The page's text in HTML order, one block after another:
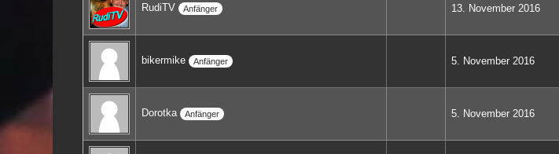
RudiTV Anfänger 13. November 2016
bikermike Anfänger 5. November 2016
Dorotka Anfänger 5. November 2016